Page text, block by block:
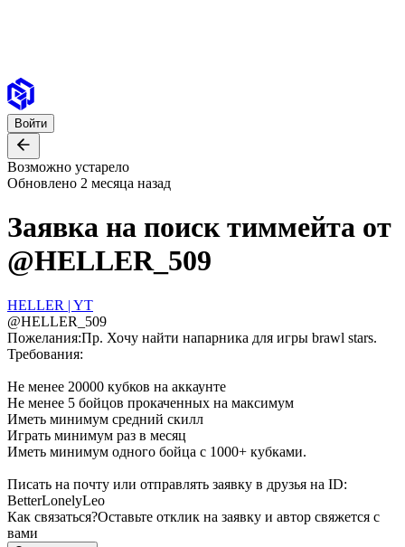
Войти
Возможно устарело
Обновлено 2 месяца назад
Заявка на поиск тиммейта от
@HELLER_509
HELLER | YT
@HELLER_509
Пожелания:Пр. Хочу найти напарника для игры brawl stars.
Требования:
Не менее 20000 кубков на аккаунте
Не менее 5 бойцов прокаченных на максимум
Иметь минимум средний скилл
Играть минимум раз в месяц
Иметь минимум одного бойца с 1000+ кубками.
Писать на почту или отправлять заявку в друзья на ID:
BetterLonelyLeo
Как связаться?Оставьте отклик на заявку и автор свяжется с
вами